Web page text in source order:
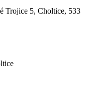
Trojice 5, Choltice, 533